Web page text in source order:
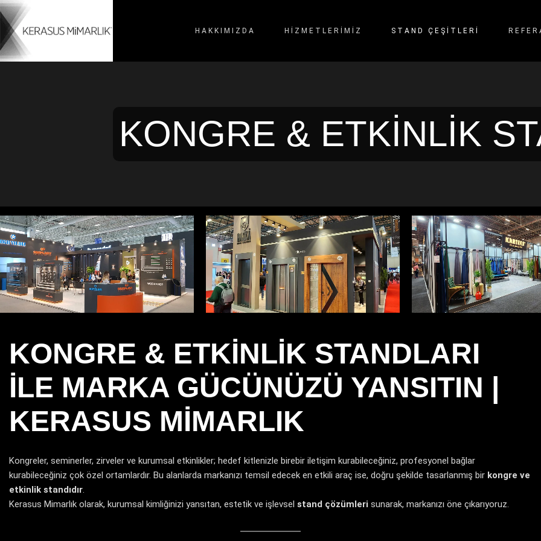
HAKKIMIZDA HİZMETLERİMİZ STAND ÇEŞITLERI
KONGRE & ETKINLIK
HASKA
YAPI FUARI
KARTEKS
EVTEKS FUARI
PİRAMİT
KONGRE & ETKINLIK STANDLARI
ILE MARKA GÜCÜNÜZÜ YANSITIN |
KERASUS MIMARLIK
Kongreler, seminerler, zirveler ve kurumsal etkinlikler; hedef kitlenizle birebir iletişim kurabileceğiniz, profesyonel bağlar
kurabileceğiniz çok özel ortamlardır. Bu alanlarda markanızı temsil edecek en etkili araç ise, doğru şekilde tasarlanmış bir kongre ve
etkinlik standıdır
Kerasus Mimarlık olarak, kurumsal kimliğinizi yansıtan, estetik ve işlevsel stand çözümleri sunarak, markanızı öne çıkarıyoruz.
BAŞARI
AUTOMECHANICA FUARI